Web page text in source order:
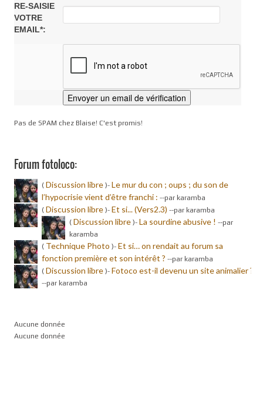
RE-SAISIE
VOTRE
EMAIL*:
Pas de SPAM chez Blaise! C'est promis!
Forum fotoloco:
( Discussion libre )- Le mur du con ; oups ; du son de
l’hypocrisie vient d’être franchi : --par karamba
( Discussion libre )- Et si... (Vers2.3) --par karamba
( Discussion libre )- La sourdine abusive ! --par
karamba
( Technique Photo )- Et si… on rendait au forum sa
fonction première et son intérêt ? --par karamba
( Discussion libre )- Fotoco est-il devenu un site animalier ?
--par karamba
Aucune donnée
Aucune donnée